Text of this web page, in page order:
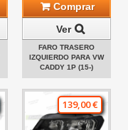
Comprar
Ver
FARO TRASERO
IZQUIERDO PARA VW
CADDY 1P (15-)
139,00 €